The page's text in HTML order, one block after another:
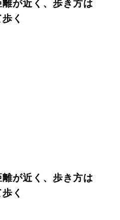
が近く、歩き方は
く
が近く、歩き方は
く